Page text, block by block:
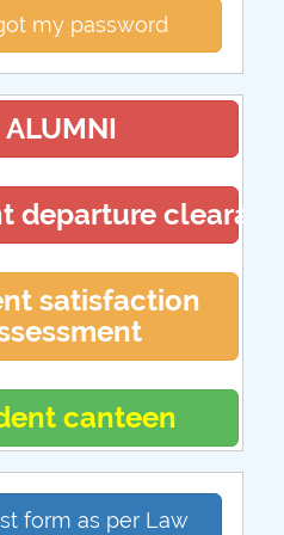
my password
ALUMNI
departure
satisfaction
canteen
form as per Law